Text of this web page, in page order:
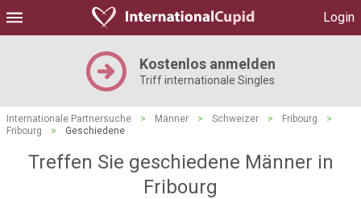
Login
Kostenlos anmelden
Triff internationale Singles
Internationale Partnersuche > Männer > Schweizer > Fribourg
>
Fribourg
> Geschiedene
Treffen Sie geschiedene Männer in
Fribourg